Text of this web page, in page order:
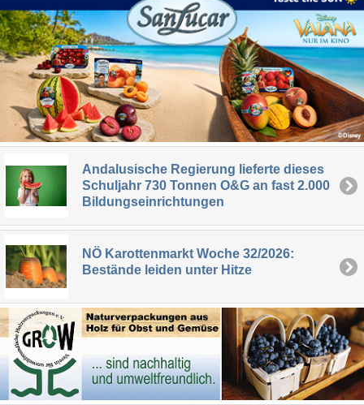
Andalusische Regierung lieferte dieses
Schuljahr 730 Tonnen O&G an fast 2.000
Bildungseinrichtungen
NÖ Karottenmarkt Woche 32/2026:
Bestände leiden unter Hitze